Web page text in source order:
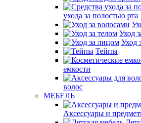
ухода за полостью рта
Уход
Уход
Тейпы
емкости
волос
МЕБЕЛЬ
Аксессуары и